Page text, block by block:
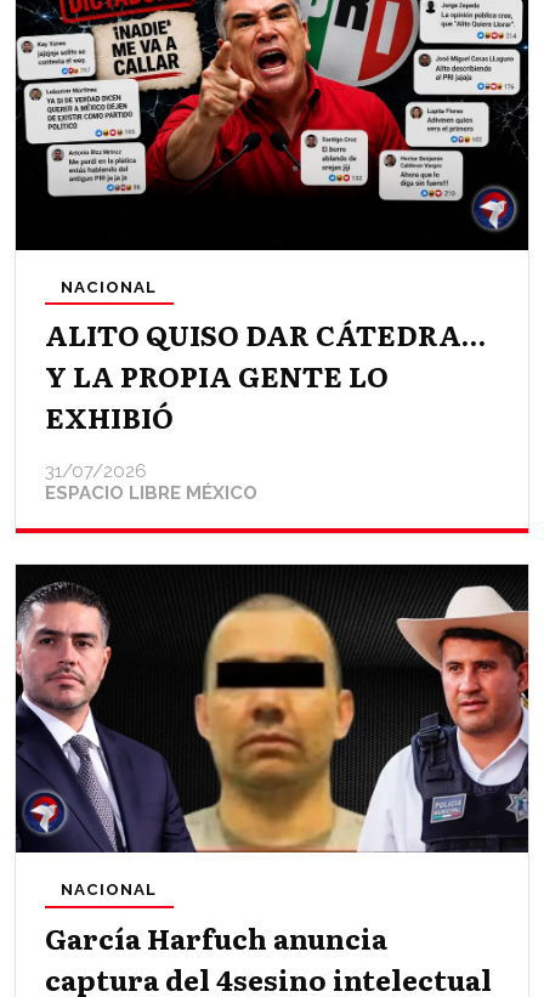
ALITO QUISO DAR CÁTEDRA…
Y LA PROPIA GENTE LO
EXHIBIÓ
ESPACIO LIBRE MÉXICO
NACIONAL
31/07/2026
García Harfuch anuncia
captura del 4sesino intelectual
NACIONAL